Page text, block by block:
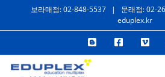
텐
보라매점: 02-848-5537| 문래점: 02-
eduplex.kr
BloggerFacebook